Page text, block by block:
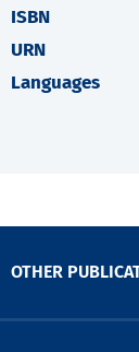
ISBN
URN
Languages
OTHER